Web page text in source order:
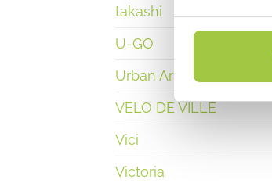
takashi
U-GO
Urban Arrow
VELO DE VILLE
Vici
Victoria